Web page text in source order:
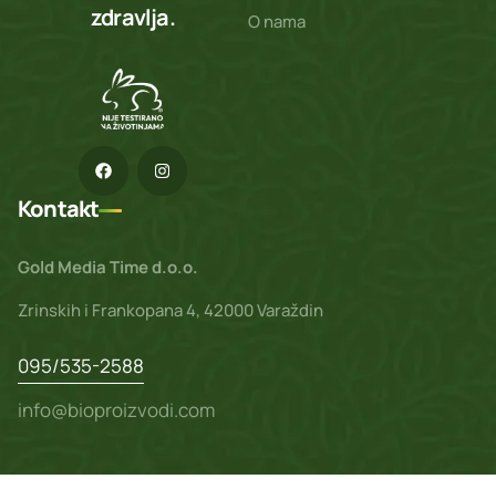
zdravlja.
O nama
Kontakt
Gold Media Time d.o.o.
Zrinskih i Frankopana 4, 42000 Varaždin
095/535-2588
info@bioproizvodi.com